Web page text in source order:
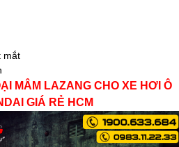
mắt
MÂM LAZANG CHO XE HƠI Ô
GIÁ RẺ HCM